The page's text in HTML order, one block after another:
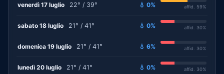
venerdì 17 luglio 22° / 39° 💧 0% affid. 59%
sabato 18 luglio 21° / 41° 💧 0% affid. 30%
domenica 19 luglio 21° / 41° 💧 6% affid. 30%
lunedì 20 luglio 21° / 41° 💧 0% affid. 30%